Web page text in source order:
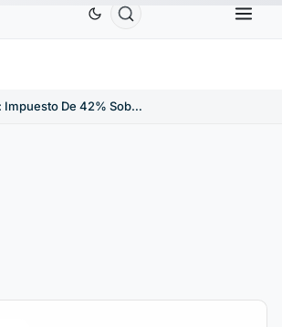
US$ TetherUSDT ↑0.00%
Italia: Impuesto De 42% Sobre Plusvalías Del Bitcoin En 2025